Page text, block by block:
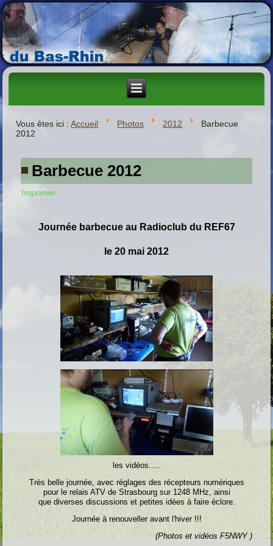
Vous êtes ici :Accueil Photos 2012
Barbecue
2012
Barbecue 2012
Imprimer
Journée barbecue au Radioclub du REF67
le 20 mai 2012
les vidéos.....
Très belle journée, avec réglages des récepteurs numériques
pour le relais ATV de Strasbourg sur 1248 MHz, ainsi
que diverses discussions et petites idées à faire éclore.
Journée à renouveller avant l'hiver !!!
(Photos et vidéos F5NWY )